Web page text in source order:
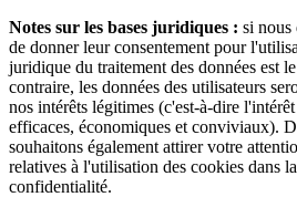
Notes sur les bases juridiques : si nous
de donner leur consentement pour
juridique du traitement des données est
contraire, les données des utilisateurs
nos intérêts légitimes (c'est-à-dire
efficaces, économiques et conviviaux).
souhaitons également attirer votre
relatives à l'utilisation des cookies dans
confidentialité.